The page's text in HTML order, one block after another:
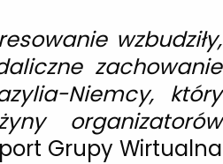
wzbudziły,
zachowanie
Niemcy, który
organizatorów
Grupy Wirtualna